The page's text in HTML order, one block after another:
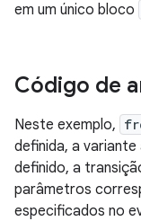
em um único bloco
Código de
Neste exemplo,
definida, a variante
definido, a
parâmetros
especificados no